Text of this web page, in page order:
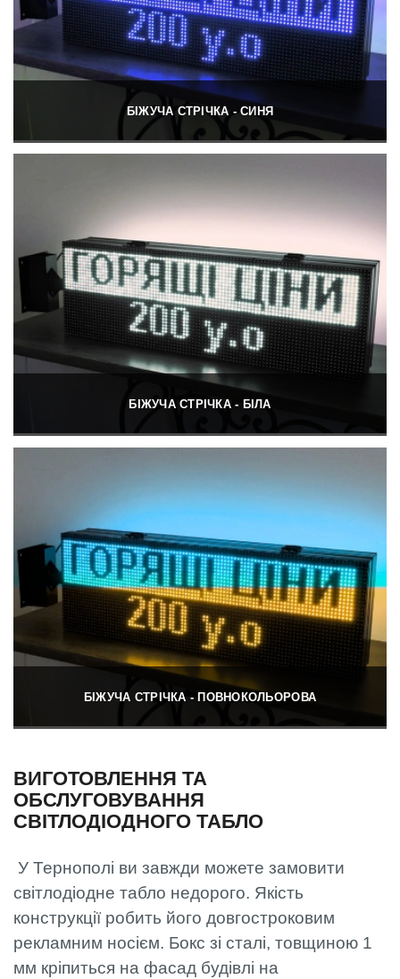
БІЖУЧА СТРІЧКА - СИНЯ
БІЖУЧА СТРІЧКА - БІЛА
БІЖУЧА СТРІЧКА - ПОВНОКОЛЬОРОВА
ВИГОТОВЛЕННЯ ТА
ОБСЛУГОВУВАННЯ
СВІТЛОДІОДНОГО ТАБЛО
У Тернополі ви завжди можете замовити
світлодіодне табло недорого. Якість
конструкції робить його довгостроковим
рекламним носієм. Бокс зі сталі, товщиною 1
мм кріпиться на фасад будівлі на